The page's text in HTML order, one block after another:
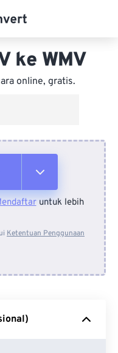
ke WMV
online, gratis.
untuk lebih
Ketentuan Penggunaan